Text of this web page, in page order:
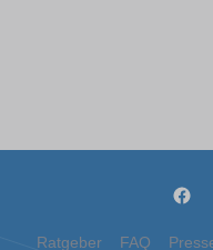
Ratgeber FAQ